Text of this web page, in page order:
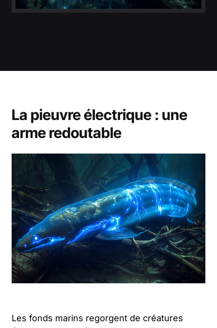
La pieuvre électrique : une
arme redoutable
Les fonds marins regorgent de créatures